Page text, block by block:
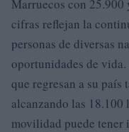
Marruecos con 25.900
cifras reflejan la
personas de diversas
oportunidades de
que regresan a su
alcanzando las 18.100
movilidad puede